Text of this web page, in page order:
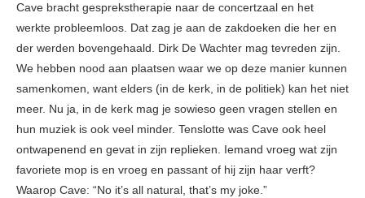
Cave bracht gesprekstherapie naar de concertzaal en het
werkte probleemloos. Dat zag je aan de zakdoeken die her en
der werden bovengehaald. Dirk De Wachter mag tevreden zijn.
We hebben nood aan plaatsen waar we op deze manier kunnen
samenkomen, want elders (in de kerk, in de politiek) kan het niet
meer. Nu ja, in de kerk mag je sowieso geen vragen stellen en
hun muziek is ook veel minder. Tenslotte was Cave ook heel
ontwapenend en gevat in zijn replieken. Iemand vroeg wat zijn
favoriete mop is en vroeg en passant of hij zijn haar verft?
Waarop Cave: “No it’s all natural, that’s my joke.”